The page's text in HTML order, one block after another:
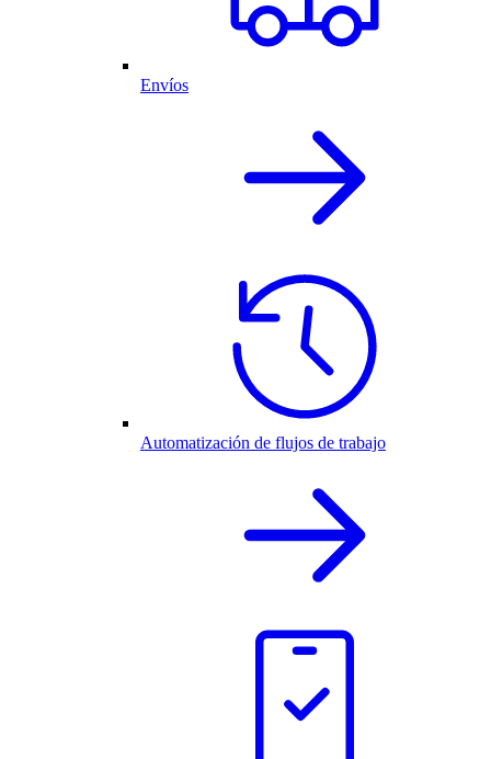
Envíos
Automatización de flujos de trabajo